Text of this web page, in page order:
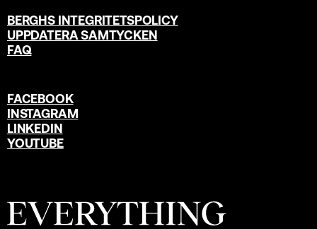
BERGHS INTEGRITETSPOLICY
UPPDATERA SAMTYCKEN
FAQ
FACEBOOK
INSTAGRAM
LINKEDIN
YOUTUBE